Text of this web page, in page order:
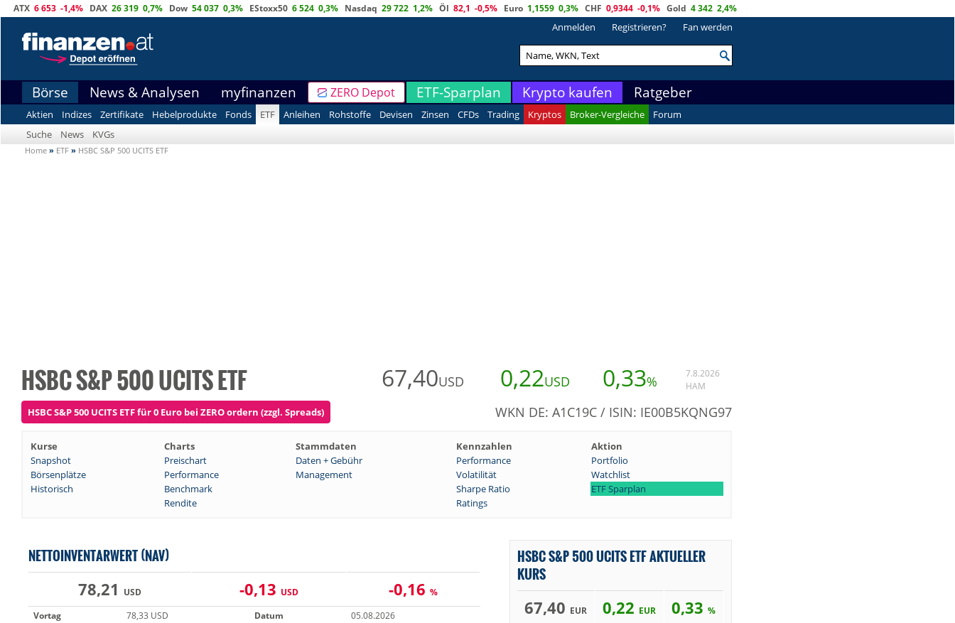
ATX 6 653 -1,4% DAX 26 319 0,7% Dow 54 037 0,3% EStoxx50 6 524 0,3% Nasdaq 29 722 1,2% Öl 82,1 -0,5% Euro 1,1559 0,3% CHF 0,9344 -0,1% Gold 4 342 2,4%
Anmelden Registrieren? Fan werden
Börse News & Analysen myfinanzen ZERO Depot ETF-Sparplan Krypto kaufen Ratgeber
Aktien Indizes Zertifikate Hebelprodukte Fonds ETF Anleihen Rohstoffe Devisen Zinsen CFDs Trading Kryptos Broker-Vergleiche
Forum
Suche
News KVGs
Home » ETF » HSBC S&P 500 UCITS ETF
HSBC S&P 500 UCITS ETF 67,40USD 0,22USD 0,33%
7.8.2026
HAM
HSBC S&P 500 UCITS ETF für 0 Euro bei ZERO ordern (zzgl. Spreads) WKN DE: A1C19C / ISIN: IE00B5KQNG97
Kurse Charts Stammdaten Kennzahlen
Aktion
Snapshot
Preischart Daten + Gebühr Performance
Portfolio
Börsenplätze
Performance Management Volatilität
Watchlist
Historisch
Benchmark Sharpe Ratio
ETF Sparplan
Rendite
Ratings
NETTOINVENTARWERT (NAV)
78,21 USD -0,13 USD -0,16 %
Vortag
78,33 USD Datum 05.08.2026
HSBC S&P 500 UCITS ETF AKTUELLER
KURS
67,40 EUR 0,22 EUR 0,33%